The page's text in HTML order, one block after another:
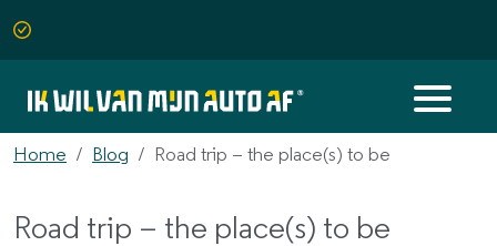
Home Blog Road trip – the place(s) to be
Road trip – the place(s) to be